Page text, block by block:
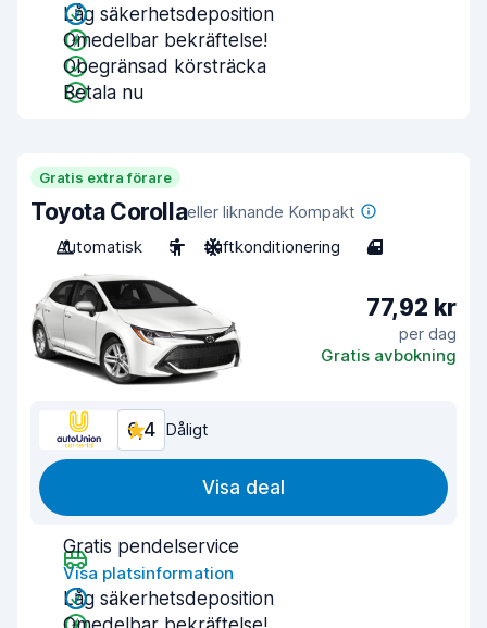
Låg säkerhetsdeposition
Omedelbar bekräftelse!
Obegränsad körsträcka
Betala nu
Gratis extra förare
Toyota Corollaeller liknande Kompakt
Automatisk
5 Luftkonditionering 4
77,92 kr
per dag
Gratis avbokning
6,4 Dåligt
Visa deal
Gratis pendelservice
Visa platsinformation
Låg säkerhetsdeposition